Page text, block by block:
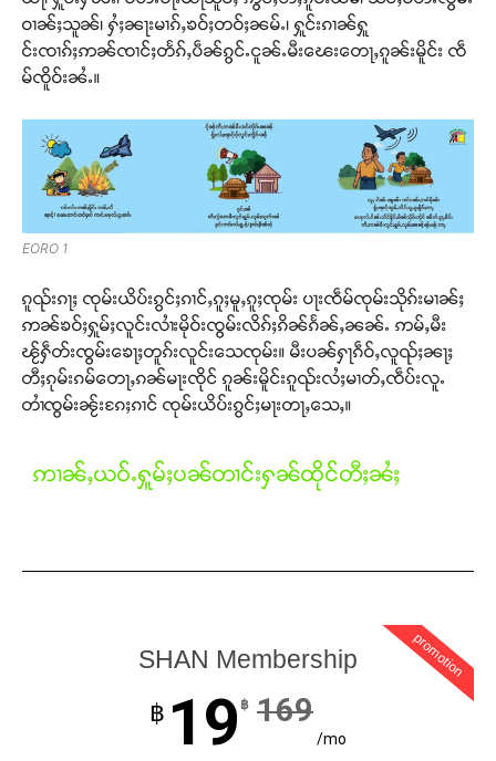
ဝၢၼ်ႈသူၼ်၊ ႁႆႈၼႃးမၢၵ်ႇၶဝ်ႈတဝ်ႈၼမ်ႉ၊ ႁူင်းၵၢၼ်ႁူ
င်းၸၢၵ်ႈဢၼ်ၸၢင်ႈတႅၵ်ႇပဵၼ်ၵွင်ႉငူၼ်ႉမီးၽေးတေႃႇၵူၼ်းမိူင်း ၸဵ
မ်ၸိူဝ်းၼႆႉ။
EORO 1
ၵူၺ်းၵႃႈ ၸုမ်းယိပ်းၵွင်ႈၵၢင်ႇၵူႈမူႇၵူႈၸုမ်း ပႃးၸဵမ်ၸုမ်းသိုၵ်းမၢၼ်ႈ
ဢၼ်ၶဝ်ႈႁူမ်ႈလူင်းလၢႆးမိုဝ်းၸွမ်းလိၵ်ႈၵိၼ်ၵႅၼ်ႇၼၼ်ႉ ဢမ်ႇမီး
ၽႂ်ႁဵတ်းၸွမ်းၶေႃႈတူၵ်းလူင်းသေၸုမ်း။ မီးပၼ်ႁႃၵဵဝ်ႇလူၺ်ႈၼႃႈ
တီႈၵုမ်းၵမ်တေႃႇၵၼ်မႃးၸိုင် ၵူၼ်းမိူင်းၵူၺ်းလႆႈမၢတ်ႇၸဵပ်းလူႉ
တၢႆၸွမ်းၼႂ်းၵႄႈၵၢင် ၸုမ်းယိပ်းၵွင်ႈမႃးတႃႇသေႇ။
ဢၢၼ်ႇယဝ်ႉႁူမ်ႈပၼ်တၢင်းႁၼ်ထိုင်တီႈၼႆႈ
promotion
SHAN Membership
฿ 19 ฿ 169
/mo